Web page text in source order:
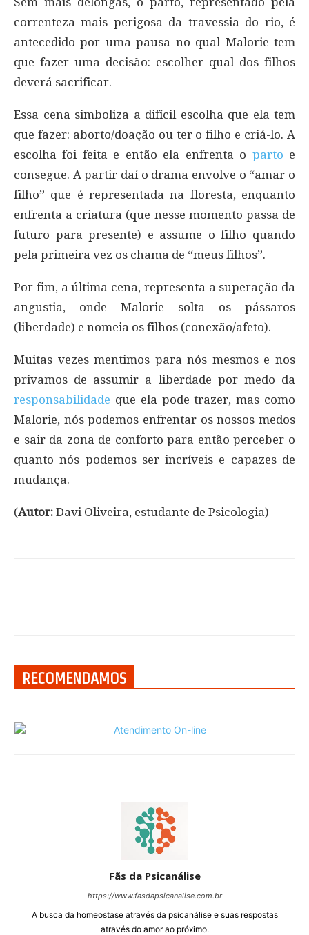
correnteza mais perigosa da travessia do rio, é
antecedido por uma pausa no qual Malorie tem
que fazer uma decisão: escolher qual dos filhos
deverá sacrificar.
Essa cena simboliza a difícil escolha que ela tem
que fazer: aborto/doação ou ter o filho e criá-lo. A
escolha foi feita e então ela enfrenta o parto e
consegue. A partir daí o drama envolve o “amar o
filho” que é representada na floresta, enquanto
enfrenta a criatura (que nesse momento passa de
futuro para presente) e assume o filho quando
pela primeira vez os chama de “meus filhos”.
Por fim, a última cena, representa a superação da
angustia, onde Malorie solta os pássaros
(liberdade) e nomeia os filhos (conexão/afeto).
Muitas vezes mentimos para nós mesmos e nos
privamos de assumir a liberdade por medo da
responsabilidade que ela pode trazer, mas como
Malorie, nós podemos enfrentar os nossos medos
e sair da zona de conforto para então perceber o
quanto nós podemos ser incríveis e capazes de
mudança.
(Autor: Davi Oliveira, estudante de Psicologia)
RECOMENDAMOS
Fãs da Psicanálise
https://www.fasdapsicanalise.com.br
A busca da homeostase através da psicanálise e suas respostas
através do amor ao próximo.